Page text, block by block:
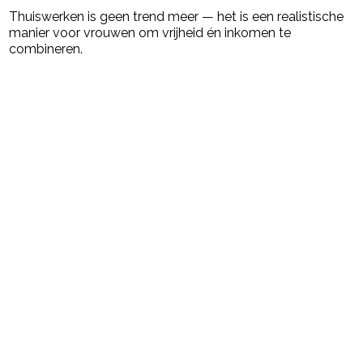
Thuiswerken is geen trend meer — het is een realistische
manier voor vrouwen om vrijheid én inkomen te
combineren.